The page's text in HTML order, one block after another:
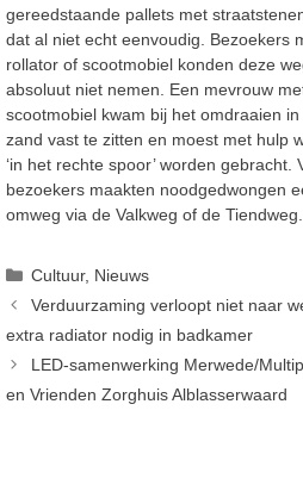
gereedstaande pallets met
dat al niet echt eenvoudig. Bezoekers
rollator of scootmobiel konden deze
absoluut niet nemen. Een mevrouw
scootmobiel kwam bij het omdraaien in
zand vast te zitten en moest met hulp
‘in het rechte spoor’ worden gebracht.
bezoekers maakten noodgedwongen
omweg via de Valkweg of de Tiendweg.
Categorieën
Cultuur, Nieuws
Verduurzaming verloopt niet naar
extra radiator nodig in badkamer
LED-samenwerking Merwede/
en Vrienden Zorghuis Alblasserwaard